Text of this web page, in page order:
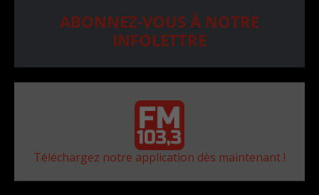
ABONNEZ-VOUS À NOTRE
INFOLETTRE
Téléchargez notre application dès maintenant !